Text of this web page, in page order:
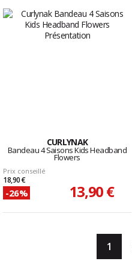
CURLYNAK
Bandeau 4 Saisons Kids Headband
Flowers
Prix conseillé
18,90 €
-26% 13,90 €
1